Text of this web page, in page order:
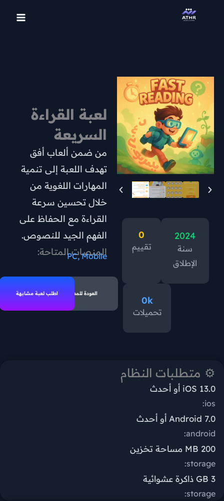
2024
سنة
الإطلاق
0
تقييم
k
0
تحميلات
لعبة القراءة
السريعة
من ضمن ألعاب أفق
تهدف اللعبة إلى تنمية
المهارات اللغوية من
خلال تحسين سرعة
القراءة مع الحفاظ على
الفهم الجيد للنصوص.
المنصات المتاحة:
PC, Mobile
العودة للمعرض اطلب لعبة مشابهة
⚙️ متطلبات النظام
iOS 13.0 أو أحدث
ios:
Android 7.0 أو أحدث
android:
200 MB مساحة تخزين
storage:
3 GB ذاكرة عشوائية
storage: